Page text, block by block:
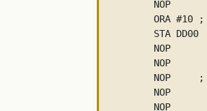
	ORA #10	; CLOCK LOW, Daten ungültig